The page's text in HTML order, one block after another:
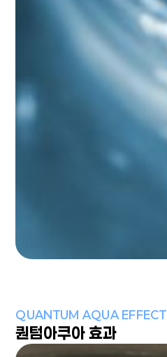
QUANTUM AQUA EFFECT
퀀텀아쿠아 효과